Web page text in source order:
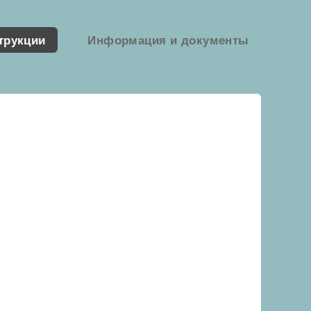
Информация и документы